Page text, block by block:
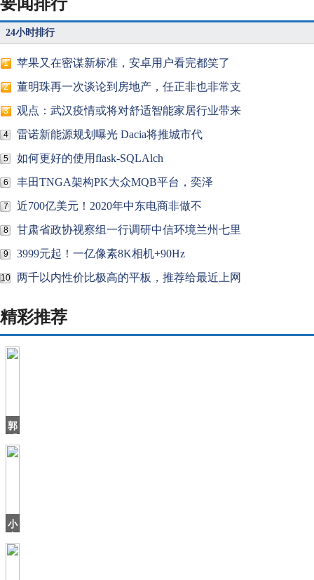
要闻排行
24小时排行
1 苹果又在密谋新标准，安卓用户看完都笑了
2 董明珠再一次谈论到房地产，任正非也非常支
3 观点：武汉疫情或将对舒适智能家居行业带来
4 雷诺新能源规划曝光 Dacia将推城市代
5 如何更好的使用flask-SQLAlch
6 丰田TNGA架构PK大众MQB平台，奕泽
7 近700亿美元！2020年中东电商非做不
8 甘肃省政协视察组一行调研中信环境兰州七里
9 3999元起！一亿像素8K相机+90Hz
10 两千以内性价比极高的平板，推荐给最近上网
精彩推荐
郭
錤：
入
苹
小
年